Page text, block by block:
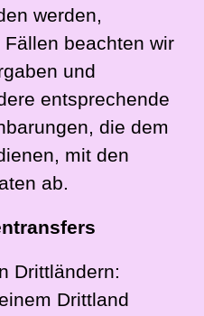
werden,
beachten wir
und
entsprechende
die dem
mit den
ab.
Drittländern:
Drittland